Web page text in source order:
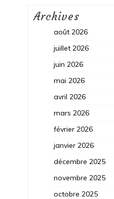
Archives
août 2026
juillet 2026
juin 2026
mai 2026
avril 2026
mars 2026
février 2026
janvier 2026
décembre 2025
novembre 2025
octobre 2025